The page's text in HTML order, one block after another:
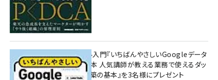
無料BIツール入門『いちばんやさしいGoogleデータ
ポータルの教本 人気講師が教える業務で使えるダッ
シュボード構築の基本』を3名様にプレゼント